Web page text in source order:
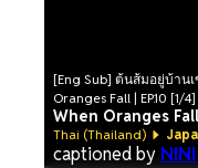
[Eng Sub] ต้นส้มอยู่บ้าน
Oranges Fall | EP.10 [1/4]
When Oranges
Thai (Thailand)
captioned by NINI